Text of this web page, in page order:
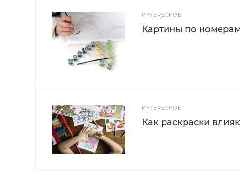
ИНТЕРЕСНОЕ
Картины по номерам
ИНТЕРЕСНОЕ
Как раскраски